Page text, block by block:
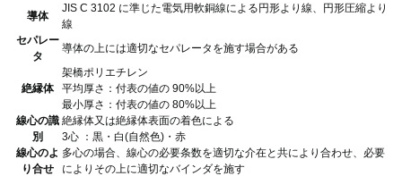
導体
JIS C 3102 に準じた電気用軟銅線による円形より線、円形圧縮より
線
セパレー
タ
導体の上には適切なセパレータを施す場合がある
絶縁体
架橋ポリエチレン
平均厚さ：付表の値の 90%以上
最小厚さ：付表の値の 80%以上
線心の識
別
絶縁体又は絶縁体表面の着色による
3心 ：黒・白(自然色)・赤
線心のよ
り合せ
多心の場合、線心の必要条数を適切な介在と共により合わせ、必要
によりその上に適切なバインダを施す